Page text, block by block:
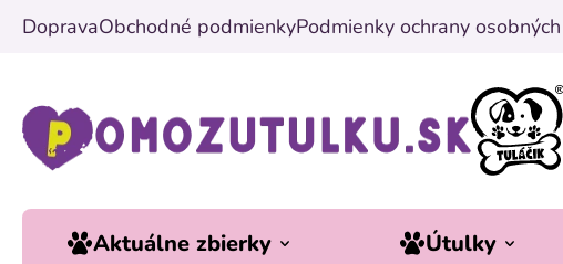
DopravaObchodné podmienkyPodmienky ochrany
Aktuálne zbierky Útulky